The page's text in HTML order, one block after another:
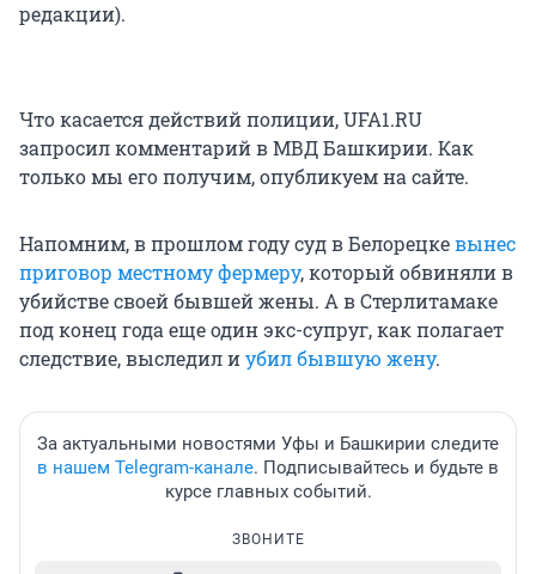
редакции).
Что касается действий полиции, UFA1.RU
запросил комментарий в МВД Башкирии. Как
только мы его получим, опубликуем на сайте.
Напомним, в прошлом году суд в Белорецкевынес
приговор местному фермеру, который обвиняли в
убийстве своей бывшей жены. А в Стерлитамаке
под конец года еще один экс-супруг, как полагает
следствие, выследил иубил бывшую жену.
За актуальными новостями Уфы и Башкирии следите
в нашем Telegram-канале. Подписывайтесь и будьте в
курсе главных событий.
ЗВОНИТЕ